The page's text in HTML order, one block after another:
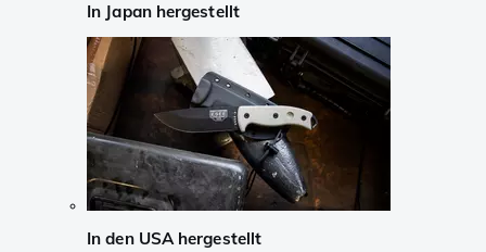
In Japan hergestellt
In den USA hergestellt